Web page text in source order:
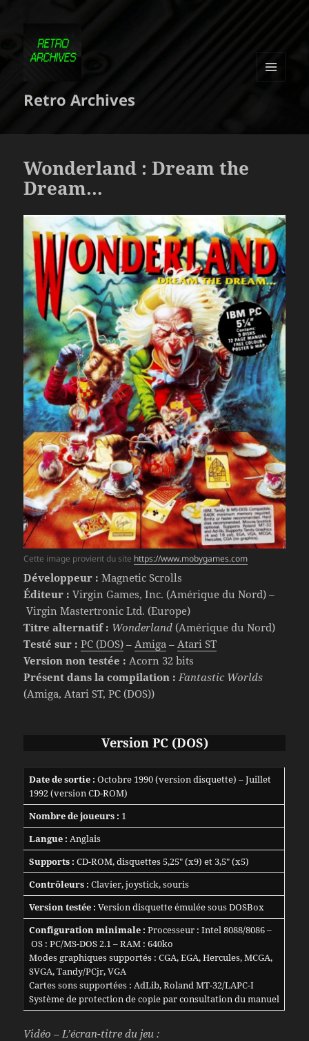
Retro Archives
Wonderland : Dream the
Dream…
Cette image provient du site https://www.mobygames.com
Développeur : Magnetic Scrolls
Éditeur : Virgin Games, Inc. (Amérique du Nord) –
Virgin Mastertronic Ltd. (Europe)
Titre alternatif : Wonderland (Amérique du Nord)
Testé sur : PC (DOS) –Amiga –Atari ST
Version non testée : Acorn 32 bits
Présent dans la compilation : Fantastic Worlds
(Amiga, Atari ST, PC (DOS))
Version PC (DOS)
Date de sortie : Octobre 1990 (version disquette) – Juillet
1992 (version CD-ROM)
Nombre de joueurs : 1
Langue : Anglais
Supports : CD-ROM, disquettes 5,25″ (x9) et 3,5″ (x5)
Contrôleurs : Clavier, joystick, souris
Version testée : Version disquette émulée sous DOSBox
Configuration minimale : Processeur : Intel 8088/8086 –
OS : PC/MS-DOS 2.1 – RAM : 640ko
Modes graphiques supportés : CGA, EGA, Hercules, MCGA,
SVGA, Tandy/PCjr, VGA
Cartes sons supportées : AdLib, Roland MT-32/LAPC-I
Système de protection de copie par consultation du manuel
Vidéo – L’écran-titre du jeu :